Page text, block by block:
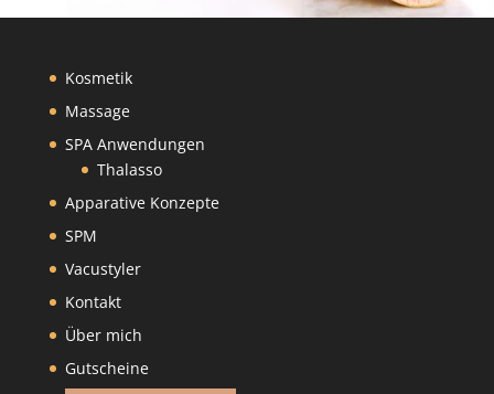
Kosmetik
Massage
SPA Anwendungen
Thalasso
Apparative Konzepte
SPM
Vacustyler
Kontakt
Über mich
Gutscheine